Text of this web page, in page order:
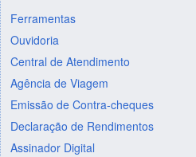
Ferramentas
Ouvidoria
Central de Atendimento
Agência de Viagem
Emissão de Contra-cheques
Declaração de Rendimentos
Assinador Digital